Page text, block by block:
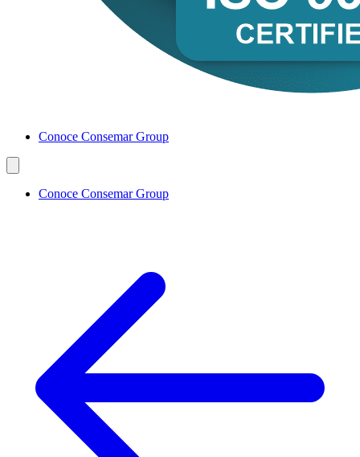
Conoce Consemar Group
Conoce Consemar Group